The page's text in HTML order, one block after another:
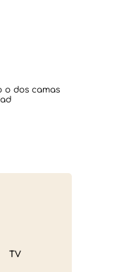
o dos camas
TV